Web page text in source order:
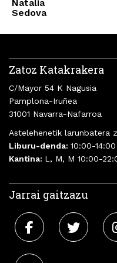
Natalia
Sedova
Zatoz Katakrakera
C/Mayor 54 K Nagusia
Pamplona-Iruñea
31001 Navarra-Nafarroa
Astelehenetik larunbatera
Liburu-denda: 10:00-
Kantina: L, M, M 10:00-
Jarrai gaitzazu